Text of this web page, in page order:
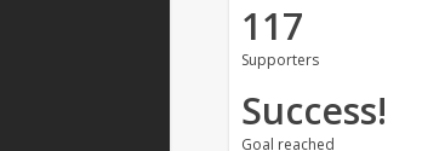
117
Supporters
Success!
Goal reached